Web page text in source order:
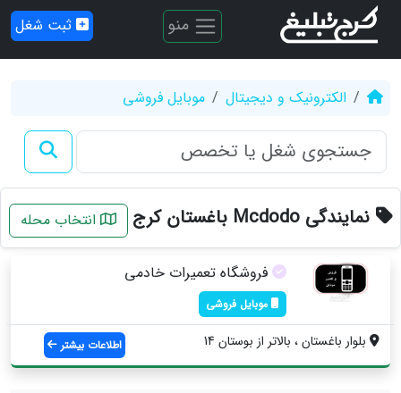
منو ثبت شغل
الکترونیک و دیجیتال موبایل فروشی
نمایندگی Mcdodo باغستان کرج انتخاب محله
فروشگاه تعمیرات خادمی
موبایل فروشی
بلوار باغستان ، بالاتر از بوستان 14 اطلاعات بیشتر